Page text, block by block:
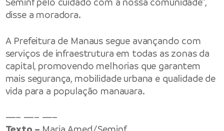
disse a moradora.
A Prefeitura de Manaus segue avançando com
serviços de infraestrutura em todas as zonas da
capital, promovendo melhorias que garantem
mais segurança, mobilidade urbana e qualidade de
vida para a população manauara.
—– —– —–